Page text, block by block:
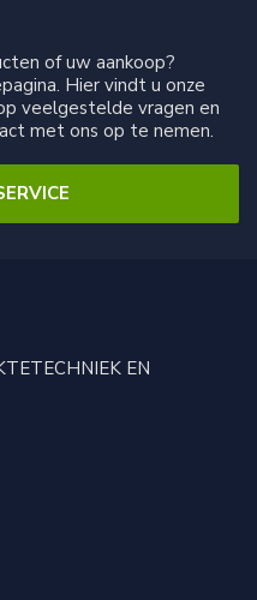
of uw aankoop?
Hier vindt u onze
veelgestelde vragen en
met ons op te nemen.
EN